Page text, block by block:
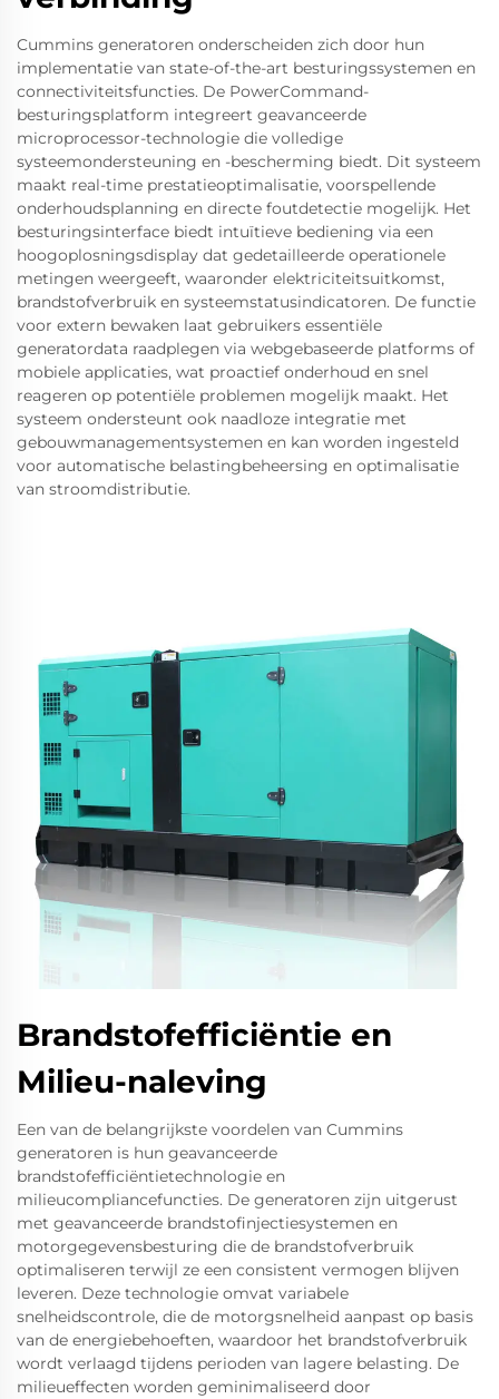
Cummins generatoren onderscheiden zich door hun
implementatie van state-of-the-art besturingssystemen en
connectiviteitsfuncties. De PowerCommand-
besturingsplatform integreert geavanceerde
microprocessor-technologie die volledige
systeemondersteuning en -bescherming biedt. Dit systeem
maakt real-time prestatieoptimalisatie, voorspellende
onderhoudsplanning en directe foutdetectie mogelijk. Het
besturingsinterface biedt intuïtieve bediening via een
hoogoplosningsdisplay dat gedetailleerde operationele
metingen weergeeft, waaronder elektriciteitsuitkomst,
brandstofverbruik en systeemstatusindicatoren. De functie
voor extern bewaken laat gebruikers essentiële
generatordata raadplegen via webgebaseerde platforms of
mobiele applicaties, wat proactief onderhoud en snel
reageren op potentiële problemen mogelijk maakt. Het
systeem ondersteunt ook naadloze integratie met
gebouwmanagementsystemen en kan worden ingesteld
voor automatische belastingbeheersing en optimalisatie
van stroomdistributie.
Brandstofefficiëntie en
Milieu-naleving
Een van de belangrijkste voordelen van Cummins
generatoren is hun geavanceerde
brandstofefficiëntietechnologie en
milieucompliancefuncties. De generatoren zijn uitgerust
met geavanceerde brandstofinjectiesystemen en
motorgegevensbesturing die de brandstofverbruik
optimaliseren terwijl ze een consistent vermogen blijven
leveren. Deze technologie omvat variabele
snelheidscontrole, die de motorgsnelheid aanpast op basis
van de energiebehoeften, waardoor het brandstofverbruik
wordt verlaagd tijdens perioden van lagere belasting. De
milieueffecten worden geminimaliseerd door